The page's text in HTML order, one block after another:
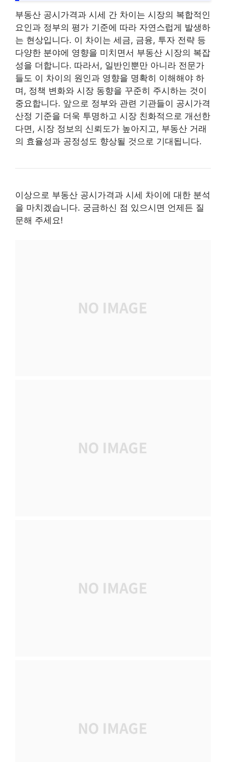
부동산 공시가격과 시세 간 차이는 시장의 복합적인
요인과 정부의 평가 기준에 따라 자연스럽게 발생하
는 현상입니다. 이 차이는 세금, 금융, 투자 전략 등
다양한 분야에 영향을 미치면서 부동산 시장의 복잡
성을 더합니다. 따라서, 일반인뿐만 아니라 전문가
들도 이 차이의 원인과 영향을 명확히 이해해야 하
며, 정책 변화와 시장 동향을 꾸준히 주시하는 것이
중요합니다. 앞으로 정부와 관련 기관들이 공시가격
산정 기준을 더욱 투명하고 시장 친화적으로 개선한
다면, 시장 정보의 신뢰도가 높아지고, 부동산 거래
의 효율성과 공정성도 향상될 것으로 기대됩니다.
이상으로 부동산 공시가격과 시세 차이에 대한 분석
을 마치겠습니다. 궁금하신 점 있으시면 언제든 질
문해 주세요!